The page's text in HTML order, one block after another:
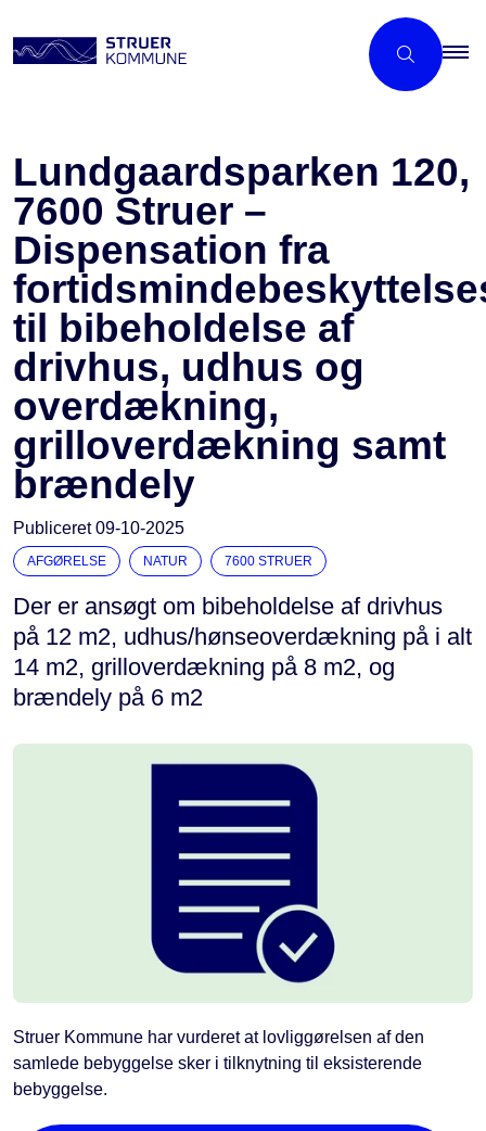
Lundgaardsparken 120,
7600 Struer –
Dispensation fra
til bibeholdelse af
drivhus, udhus og
overdækning,
grilloverdækning samt
brændely
Publiceret09-10-2025
AFGØRELSE NATUR 7600 STRUER
Der er ansøgt om bibeholdelse af drivhus
på 12 m2, udhus/hønseoverdækning på i alt
14 m2, grilloverdækning på 8 m2, og
brændely på 6 m2
Struer Kommune har vurderet at lovliggørelsen af den
samlede bebyggelse sker i tilknytning til eksisterende
bebyggelse.